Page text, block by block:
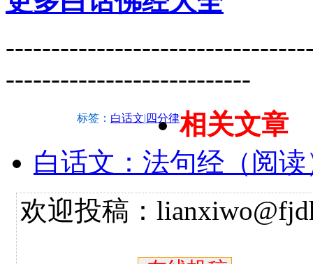
---------------------------
标签： 白话文| 四分律相关文章
白话文：法句经（阅读
欢迎投稿：